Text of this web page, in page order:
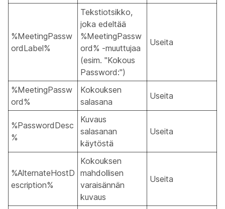
%MeetingPassw
ordLabel%
Tekstiotsikko,
joka edeltää
%MeetingPassw
ord% -muuttujaa
(esim. "Kokous
Password:")
Useita
%MeetingPassw
ord%
Kokouksen
salasana
Useita
%PasswordDesc
%
Kuvaus
salasanan
käytöstä
Useita
%AlternateHostD
escription%
Kokouksen
mahdollisen
varaisännän
kuvaus
Useita